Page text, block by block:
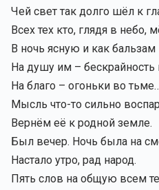
Чей свет так долго шёл к
Всех тех кто, глядя в небо,
В ночь ясную и как бальзам
На душу им – бескрайность
На благо – огоньки во
Мысль что-то сильно
Вернём её к родной земле.
Был вечер. Ночь была на
Настало утро, рад народ.
Пять слов на общую всем